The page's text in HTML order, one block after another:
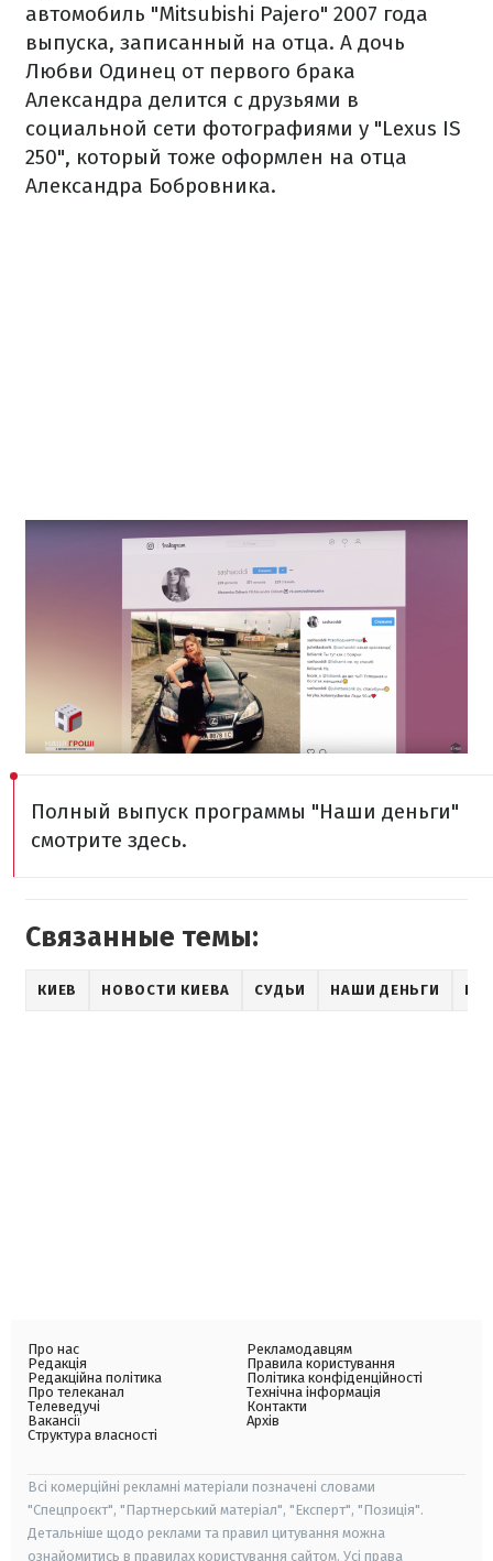
автомобиль "Mitsubishi Pajero" 2007 года
выпуска, записанный на отца. А дочь
Любви Одинец от первого брака
Александра делится с друзьями в
социальной сети фотографиями у "Lexus IS
250", который тоже оформлен на отца
Александра Бобровника.
Полный выпуск программы "Наши деньги"
смотрите здесь.
Связанные темы:
КИЕВ НОВОСТИ КИЕВА СУДЬИ НАШИ ДЕНЬГИ
Про нас
Редакція
Редакційна політика
Про телеканал
Телеведучі
Вакансії
Структура власності
Рекламодавцям
Правила користування
Політика конфіденційності
Технічна інформація
Контакти
Архів
Всі комерційні рекламні матеріали позначені словами
"Спецпроєкт", "Партнерський матеріал", "Експерт", "Позиція".
Детальніше щодо реклами та правил цитування можна
ознайомитись в правилах користування сайтом. Усі права